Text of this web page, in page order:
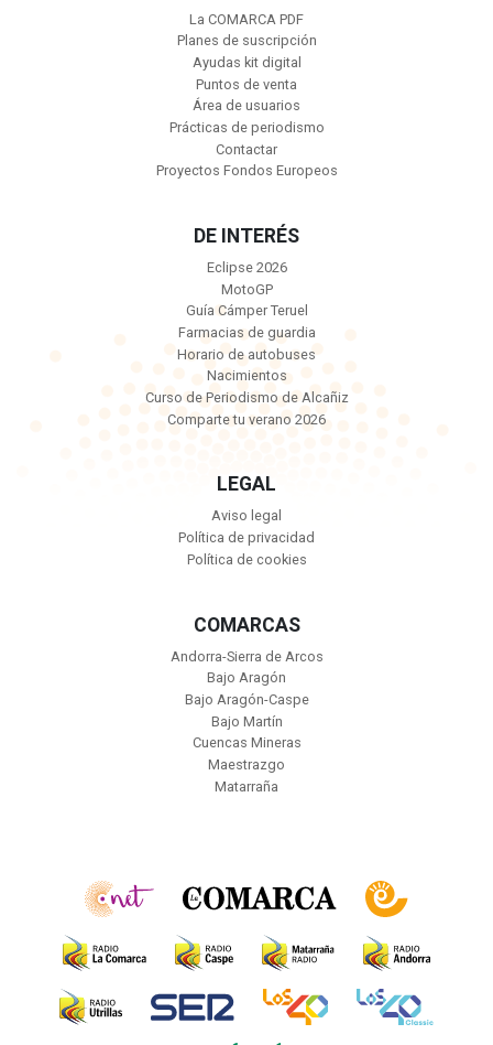
La COMARCA PDF
Planes de suscripción
Ayudas kit digital
Puntos de venta
Área de usuarios
Prácticas de periodismo
Contactar
Proyectos Fondos Europeos
DE INTERÉS
Eclipse 2026
MotoGP
Guía Cámper Teruel
Farmacias de guardia
Horario de autobuses
Nacimientos
Curso de Periodismo de Alcañiz
Comparte tu verano 2026
LEGAL
Aviso legal
Política de privacidad
Política de cookies
COMARCAS
Andorra-Sierra de Arcos
Bajo Aragón
Bajo Aragón-Caspe
Bajo Martín
Cuencas Mineras
Maestrazgo
Matarraña